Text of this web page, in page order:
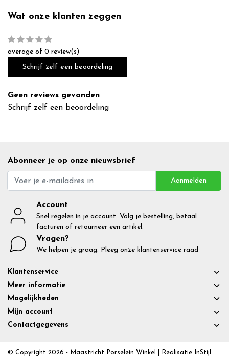
Wat onze klanten zeggen
average of 0 review(s)
Schrijf zelf een beoordeling
Geen reviews gevonden
Schrijf zelf een beoordeling
Abonneer je op onze nieuwsbrief
Aanmelden
Account
Snel regelen in je account. Volg je bestelling, betaal
facturen of retourneer een artikel.
Vragen?
We helpen je graag. Pleeg onze klantenservice raad
Klantenservice
Meer informatie
Mogelijkheden
Mijn account
Contactgegevens
© Copyright 2026 - Maastricht Porselein Winkel | Realisatie InStijl